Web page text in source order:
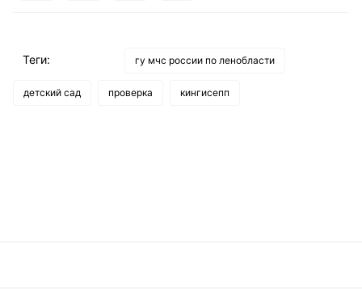
Теги: гу мчс россии по ленобласти
детский сад проверка кингисепп